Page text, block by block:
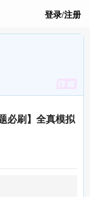
登录/注册
必刷】全真模拟